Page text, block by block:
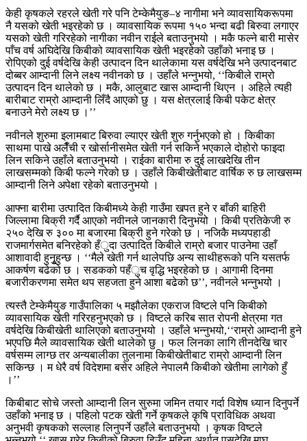
केही कृषकले रहरले खेती गरे पनि टेम्केमैयुङ–४ नागीमा भने व्यावसायिकरूपमा
नै यसको खेती भइरहेको छ । व्यावसायिक रूपमा १५० भन्दा बढी बिरुवा लगाएर
यसको खेती गरिरहेको नागीका नवीन राईले बताउनुभयो । मकै फल्ने बारी मासेर
पाँच वर्ष अघिदेखि किबीको व्यावसायिक खेती भइरहेको उहाँको भनाइ छ ।
रोपिएको दुई वर्षदेखि केही उत्पादन दिन थालेकामा यस वर्षदेखि भने उत्पादनबाट
दोब्बर आम्दानी लिने लक्ष्य नवीनको छ । उहाँले भन्नुभयो, ‘‘किबीले राम्रो
उत्पादन दिन थालेको छ । मकै, आलुबाट खास आम्दानी थिएन । अहिले त्यही
बारीबाट राम्रो आम्दानी लिँदै आएको छु । यस क्षेत्रलाई किबी पकेट क्षेत्र
बनाउने मेरो लक्ष्य छ ।’’
नवीनले शुरुमा इलामबाट बिरुवा ल्याएर खेती शुरु गर्नुभएको हो । किबीका
साथमा पाखे अलैँची र खोर्सानीसमेत खेती गर्न सकिने भएकाले दोहोरो फाइदा
लिन सकिने उहाँले बताउनुभयो । राईका बारीमा रु दुई लाखदेखि तीन
लाखसम्मको किबी फल्ने गरेको छ । उहाँले किबीखेतीबाट वार्षिक रु छ लाखसम्म
आम्दानी लिने अपेक्षा रहेको बताउनुभयो ।
आफ्ना बारीमा उत्पादित किबीमध्ये केही गाउँमा खपत हुने र बाँकी बाहिरी
जिल्लामा बिक्री गर्दै आएको नवीनले जानकारी दिनुभयो । किबी प्रतिकेजी रु
२५० देखि रु ३०० मा बजारमा बिक्री हुने गरेको छ । नजिकै मध्यपहाडी
राजमार्गसमेत बनिरहेको हँुदा उत्पादित किबीले राम्रो बजार पाउनेमा उहाँ
आशावादी हुनुृहुन्छ । ‘‘मैले खेती गर्न थालेपछि अन्य साथीहरूको पनि यसतर्फ
आकर्षण बढेको छ । सडकको पहँुच वृद्धि भइरहेको छ । आगामी दिनमा
बजारीकरणमा समेत थप सहजता हुने आशा बढेको छ’’, नवीनले भन्नुभयो ।
त्यस्तै टेम्केमैयुङ गाउँपालिका ५ मझौलेका एकराज विष्टले पनि किबीको
व्यावसायिक खेती गरिरहनुभएको छ । विष्टले करिब सात रोपनी क्षेत्रमा गत
वर्षदेखि किबीखेती थालिएको बताउनुभयो । उहाँले भन्नुभयो,‘‘राम्रो आम्दानी हुने
भएपछि मैले व्यावसायिक खेती थालेको छु । फल लिनका लागि तीनदेखि चार
वर्षसम्म लाग्छ तर अन्यबालीका तुलनामा किबीखेतीबाट राम्रो आम्दानी लिन
सकिन्छ । म धेरै वर्ष विदेशमा बसेर अहिले नेपालमै किबीको खेतीमा लागेको हुँ
।’’
किबीबाट सोचे जस्तो आम्दानी लिन सुरुमा जमिन तयार गर्दा विशेष ध्यान दिनुपर्ने
उहाँको भनाइ छ । पहिलो पटक खेती गर्ने कृषकले कृषि प्राविधिक अथवा
अनुभवी कृषकको सल्लाह लिनुपर्ने उहाँले बताउनुभयो । कृषक विष्टले